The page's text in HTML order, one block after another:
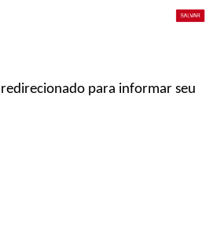
redirecionado para informar seu